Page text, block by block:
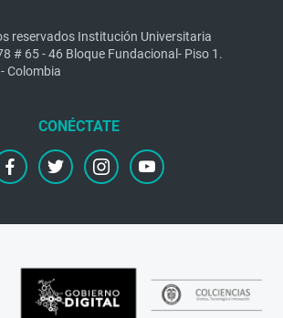
reservados Institución Universitaria
# 65 - 46 Bloque Fundacional- Piso 1.
Colombia
twitter instagramyoutube